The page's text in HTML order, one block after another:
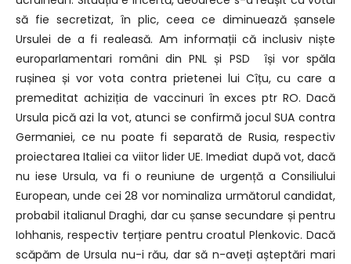
să fie secretizat, în plic, ceea ce diminuează șansele
Ursulei de a fi realeasă. Am informații că inclusiv niște
europarlamentari români din PNL și PSD își vor spăla
rușinea și vor vota contra prietenei lui Cîțu, cu care a
premeditat achiziția de vaccinuri în exces ptr RO. Dacă
Ursula pică azi la vot, atunci se confirmă jocul SUA contra
Germaniei, ce nu poate fi separată de Rusia, respectiv
proiectarea Italiei ca viitor lider UE. Imediat după vot, dacă
nu iese Ursula, va fi o reuniune de urgență a Consiliului
European, unde cei 28 vor nominaliza următorul candidat,
probabil italianul Draghi, dar cu șanse secundare și pentru
Iohhanis, respectiv terțiare pentru croatul Plenkovic. Dacă
scăpăm de Ursula nu-i rău, dar să n-aveți așteptări mari